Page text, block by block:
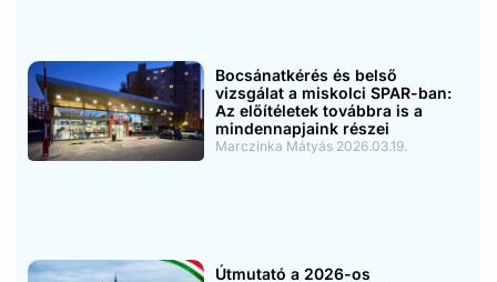
Bocsánatkérés és belső
vizsgálat a miskolci SPAR-ban:
Az előítéletek továbbra is a
mindennapjaink részei
Marczinka Mátyás 2026.03.19.
Útmutató a 2026-os